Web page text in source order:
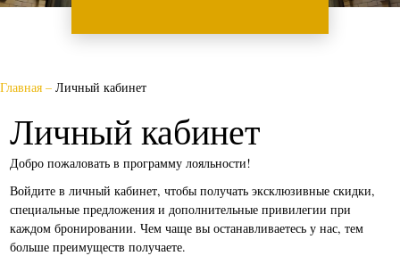
Главная – Личный кабинет
Личный кабинет
Добро пожаловать в программу лояльности!
Войдите в личный кабинет, чтобы получать эксклюзивные скидки,
специальные предложения и дополнительные привилегии при
каждом бронировании. Чем чаще вы останавливаетесь у нас, тем
больше преимуществ получаете.